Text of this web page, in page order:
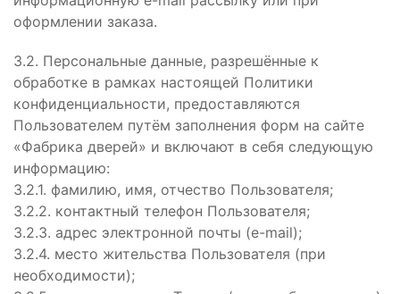
оформлении заказа.
3.2. Персональные данные, разрешённые к
обработке в рамках настоящей Политики
конфиденциальности, предоставляются
Пользователем путём заполнения форм на сайте
«Фабрика дверей» и включают в себя следующую
информацию:
3.2.1. фамилию, имя, отчество Пользователя;
3.2.2. контактный телефон Пользователя;
3.2.3. адрес электронной почты (e-mail);
3.2.4. место жительства Пользователя (при
необходимости);